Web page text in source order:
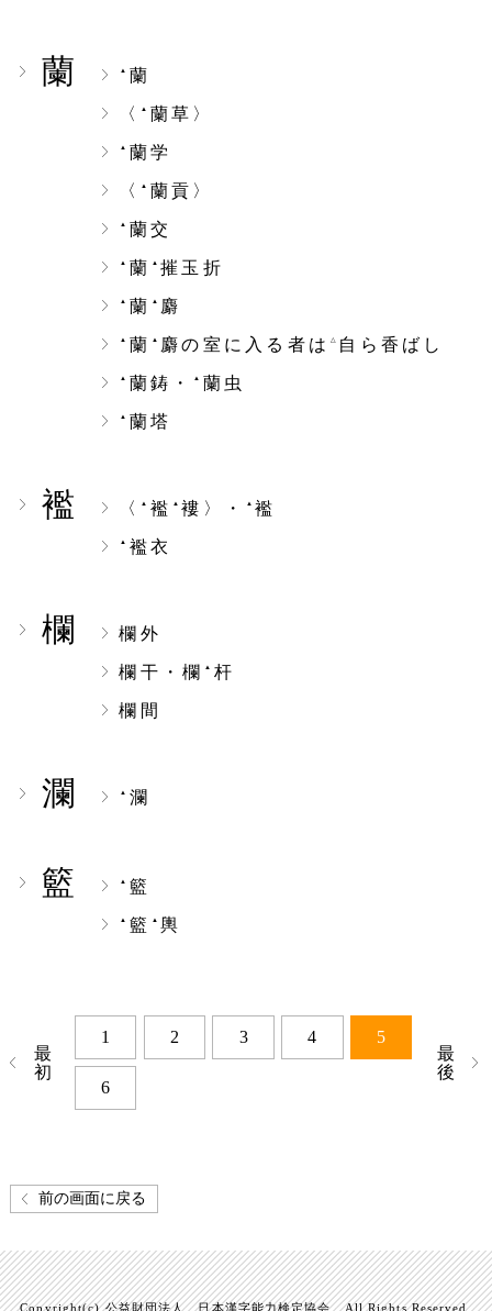
蘭 ▲蘭
〈
▲蘭草〉
▲蘭学
〈
▲蘭貢〉
▲蘭交
▲蘭 ▲摧玉折
▲蘭 ▲ 麝
▲蘭 ▲ 麝の室に入る者は △ 自ら香ばし
▲蘭鋳・ ▲蘭虫
▲蘭塔
襤 〈 ▲襤 ▲褸〉・ ▲襤
▲襤衣
欄
欄外
欄干・欄
▲杆
欄間
瀾 ▲ 瀾
籃 ▲籃
▲籃 ▲ 輿
最
初
1 2 3 4 5
6
最
後
前の画面に戻る
Copyright(c) 公益財団法人 日本漢字能力検定協会 All Rights Reserved.